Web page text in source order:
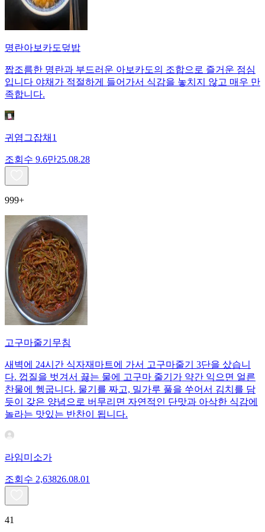
명란아보카도덮밥
짭조름한 명란과 부드러운 아보카도의 조합으로 즐거운 점심
입니다 야채가 적절하게 들어가서 식감을 놓치지 않고 매우 만
족합니다.
귀염그잡채1
조회수 9.6만25.08.28
999+
고구마줄기무침
새벽에 24시간 식자재마트에 가서 고구마줄기 3단을 샀습니
다. 껍질을 벗겨서 끓는 물에 고구마 줄기가 약간 익으면 얼른
찬물에 헹굽니다. 물기를 짜고, 밀가루 풀을 쑤어서 김치를 담
듯이 갖은 양념으로 버무리면 자연적인 단맛과 아삭한 식감에
놀라는 맛있는 반찬이 됩니다.
라임미소가
조회수 2,63826.08.01
41